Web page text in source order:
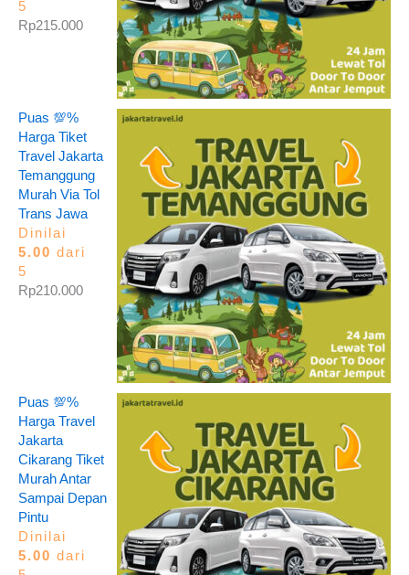
5
Rp215.000
Puas 💯%
Harga Tiket
Travel Jakarta
Temanggung
Murah Via Tol
Trans Jawa
Dinilai
5.00 dari
5
Rp210.000
Puas 💯%
Harga Travel
Jakarta
Cikarang Tiket
Murah Antar
Sampai Depan
Pintu
Dinilai
5.00 dari